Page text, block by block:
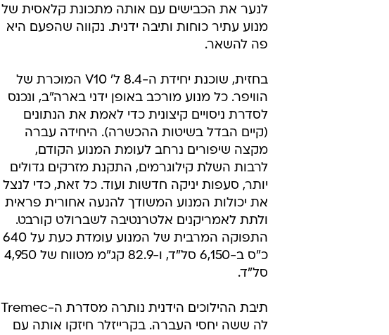
לנער את הכבישים עם אותה מתכונת קלאסית של
מנוע עתיר כוחות ותיבה ידנית. נקווה שהפעם היא
פה להשאר.
בחזית, שוכנת יחידת ה-8.4 ל' V10 המוכרת של
הוויפר. כל מנוע מורכב באופן ידני בארה"ב, ונכנס
לסדרת ניסויים קיצונית כדי לאמת את הנתונים
(קיים הבדל בשיטות ההכשרה). היחידה עברה
מקצה שיפורים נרחב לעומת המנוע הקודם,
לרבות השלת קילוגרמים, התקנת מזרקים גדולים
יותר, סעפות יניקה חדשות ועוד. כל זאת, כדי לנצל
את יכולות המנוע המשודך להנעה אחורית פראית
ולתת לאמריקנים אלטרנטיבה לשברולט קורבט.
התפוקה המרבית של המנוע עומדת כעת על 640
כ"ס ב-6,150 סל"ד, ו-82.9 קג"מ מטווח של 4,950
סל"ד.
תיבת ההילוכים הידנית נותרה מסדרת ה-Tremec
לה ששה יחסי העברה. בקרייזלר חיזקו אותה עם